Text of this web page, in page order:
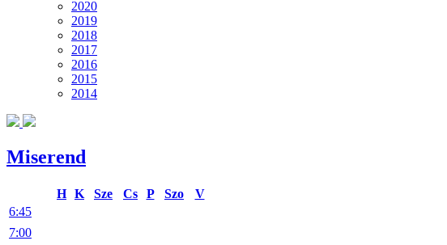
2020
2019
2018
2017
2016
2015
2014
Miserend
H K Sze Cs P Szo
V
6:45
7:00